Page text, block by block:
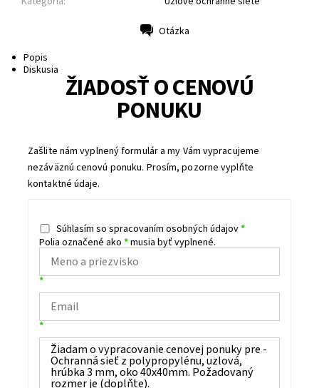
Otázka
Popis
Diskusia
ŽIADOSŤ O CENOVÚ
PONUKU
Zašlite nám vyplnený formulár a my Vám vypracujeme
nezáväznú cenovú ponuku. Prosím, pozorne vyplňte
kontaktné údaje.
Súhlasím so spracovaním osobných údajov*
Polia označené ako *musia byť vyplnené.
*
*